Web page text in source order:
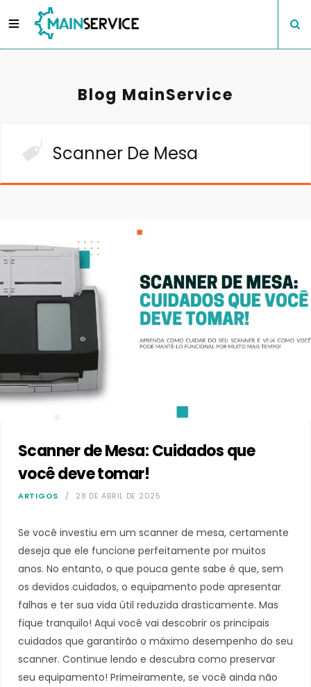
Blog MainService
Scanner De Mesa
Scanner de Mesa: Cuidados que
você deve tomar!
ARTIGOS 28 DE ABRIL DE 2025
Se você investiu em um scanner de mesa, certamente
deseja que ele funcione perfeitamente por muitos
anos. No entanto, o que pouca gente sabe é que, sem
os devidos cuidados, o equipamento pode apresentar
falhas e ter sua vida útil reduzida drasticamente. Mas
fique tranquilo! Aqui você vai descobrir os principais
cuidados que garantirão o máximo desempenho do seu
scanner. Continue lendo e descubra como preservar
seu equipamento! Primeiramente, se você ainda não